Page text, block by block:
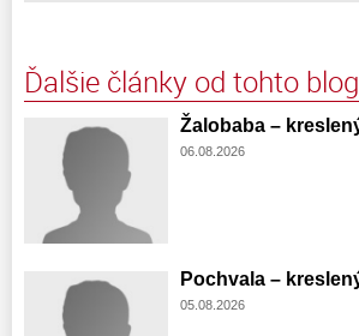
Ďalšie články od tohto
Žalobaba –
06.08.2026
Pochvala –
05.08.2026